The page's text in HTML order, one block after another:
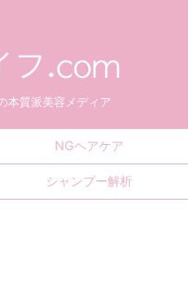
本質派美容メディア
NGヘアケア
シャンプー解析